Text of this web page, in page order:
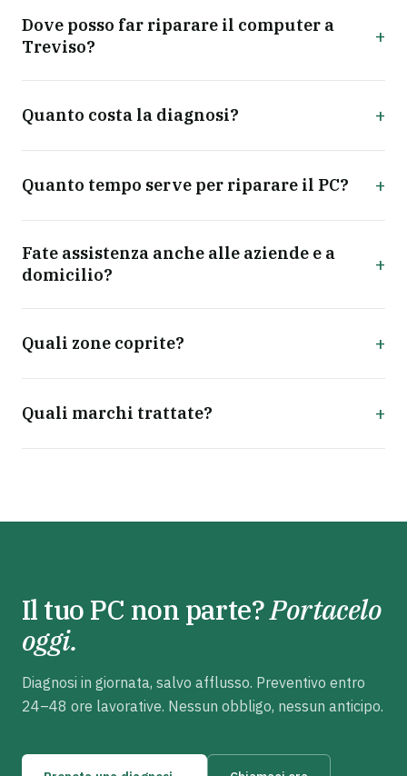
Dove posso far riparare il computer a
Treviso?
+
Quanto costa la diagnosi? +
Quanto tempo serve per riparare il PC? +
Fate assistenza anche alle aziende e a
domicilio?
+
Quali zone coprite? +
Quali marchi trattate? +
Il tuo PC non parte?Portacelo
oggi.
Diagnosi in giornata, salvo afflusso. Preventivo entro
24–48 ore lavorative. Nessun obbligo, nessun anticipo.